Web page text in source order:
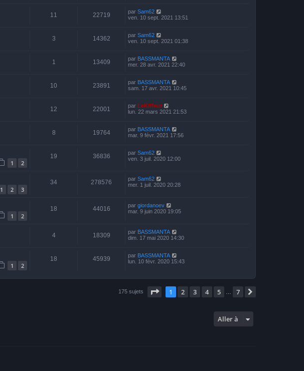
11 22719 par Sam62
ven. 10 sept. 2021 13:51
3 14362 par Sam62
ven. 10 sept. 2021 01:38
1 13409 par BASSMANTA
mer. 28 avr. 2021 22:40
10 23891 par BASSMANTA
sam. 17 avr. 2021 10:45
12 22001 par LeKiffeur
lun. 22 mars 2021 21:53
8 19764 par BASSMANTA
mar. 9 févr. 2021 17:56
1 2
19 36836 par Sam62
ven. 3 juil. 2020 12:00
1 2 3
34 278576 par Sam62
mer. 1 juil. 2020 20:28
1 2
18 44016 par giordanoev
mar. 9 juin 2020 19:05
4 18309 par BASSMANTA
dim. 17 mai 2020 14:30
1 2
18 45939 par BASSMANTA
lun. 10 févr. 2020 15:43
175 sujets Page sur7
1 2 3 4 5 7
Aller à